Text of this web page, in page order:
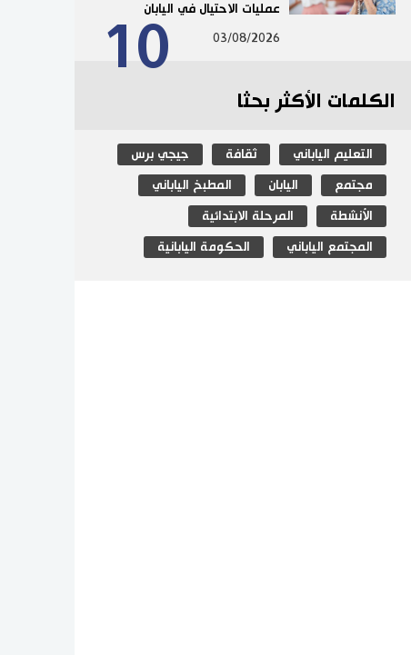
10
عمليات الاحتيال في اليابان
03/08/2026
الكلمات الأكثر بحثا
التعليم الياباني ثقافة جيجي برس
مجتمع اليابان المطبخ الياباني
الأنشطة المرحلة الابتدائية
المجتمع الياباني الحكومة اليابانية